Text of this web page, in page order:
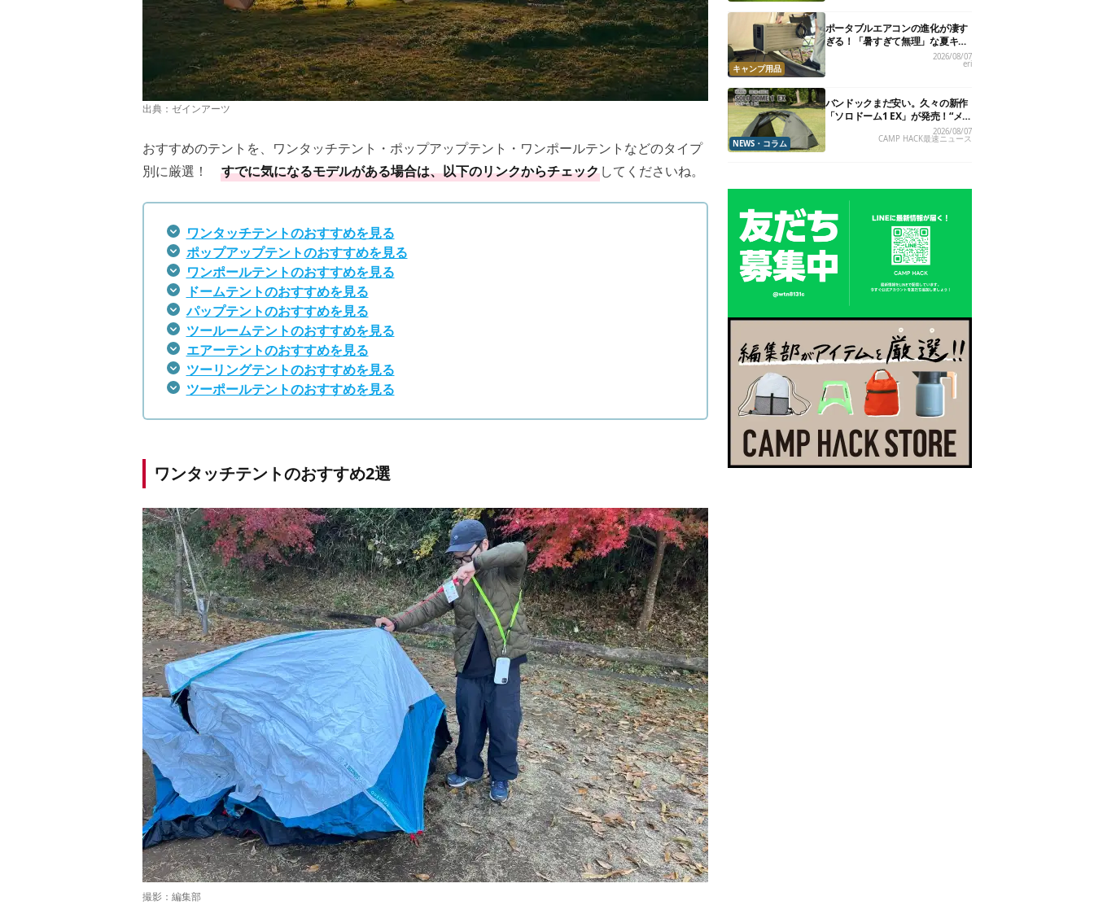
出典： ゼインアーツ
おすすめのテントを、ワンタッチテント・ポップアップテント・ワンポールテントなどのタイプ
別に厳選！ すでに気になるモデルがある場合は、以下のリンクからチェックしてくださいね。
ワンタッチテントのおすすめを見る
ポップアップテントのおすすめを見る
ワンポールテントのおすすめを見る
ドームテントのおすすめを見る
パップテントのおすすめを見る
ツールームテントのおすすめを見る
エアーテントのおすすめを見る
ツーリングテントのおすすめを見る
ツーポールテントのおすすめを見る
ワンタッチテントのおすすめ2選
撮影：編集部
キャンプ用品
ポータブルエアコンの進化が凄す
ぎる！「暑すぎて無理」な夏キャ
ンプを激変させる最新5選2026/08/07
eri
NEWS・コラム
バンドックまだ安い。久々の新作
「ソロドーム1 EX」が発売！“メ
ッシュインナー”だけでも使える
よ【防災も◎】
2026/08/07
CAMP HACK最速ニュース